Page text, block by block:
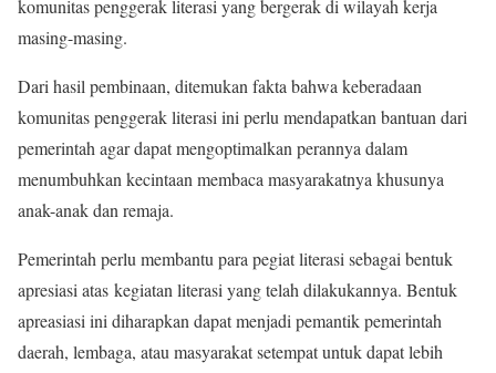
komunitas penggerak literasi yang bergerak di wilayah kerja
masing-masing.
Dari hasil pembinaan, ditemukan fakta bahwa keberadaan
komunitas penggerak literasi ini perlu mendapatkan bantuan dari
pemerintah agar dapat mengoptimalkan perannya dalam
menumbuhkan kecintaan membaca masyarakatnya khusunya
anak-anak dan remaja.
Pemerintah perlu membantu para pegiat literasi sebagai bentuk
apresiasi atas kegiatan literasi yang telah dilakukannya. Bentuk
apreasiasi ini diharapkan dapat menjadi pemantik pemerintah
daerah, lembaga, atau masyarakat setempat untuk dapat lebih